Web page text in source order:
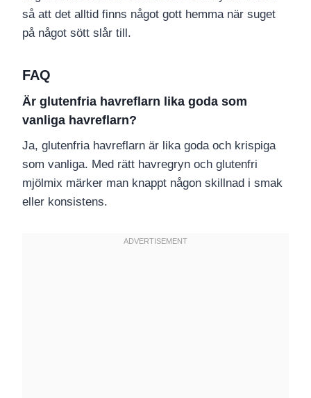
så att det alltid finns något gott hemma när suget
på något sött slår till.
FAQ
Är glutenfria havreflarn lika goda som
vanliga havreflarn?
Ja, glutenfria havreflarn är lika goda och krispiga
som vanliga. Med rätt havregryn och glutenfri
mjölmix märker man knappt någon skillnad i smak
eller konsistens.